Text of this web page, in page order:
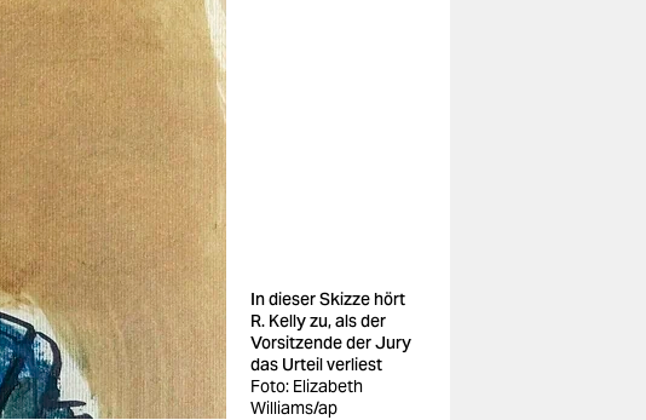
In dieser Skizze hört
R. Kelly zu, als der
Vorsitzende der Jury
das Urteil verliest
Foto: Elizabeth
Williams/ap